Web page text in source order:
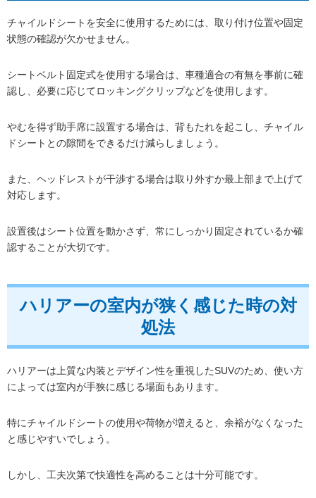
チャイルドシートを安全に使用するためには、取り付け位置や固定
状態の確認が欠かせません。
シートベルト固定式を使用する場合は、車種適合の有無を事前に確
認し、必要に応じてロッキングクリップなどを使用します。
やむを得ず助手席に設置する場合は、背もたれを起こし、チャイル
ドシートとの隙間をできるだけ減らしましょう。
また、ヘッドレストが干渉する場合は取り外すか最上部まで上げて
対応します。
設置後はシート位置を動かさず、常にしっかり固定されているか確
認することが大切です。
ハリアーの室内が狭く感じた時の対
処法
ハリアーは上質な内装とデザイン性を重視したSUVのため、使い方
によっては室内が手狭に感じる場面もあります。
特にチャイルドシートの使用や荷物が増えると、余裕がなくなった
と感じやすいでしょう。
しかし、工夫次第で快適性を高めることは十分可能です。